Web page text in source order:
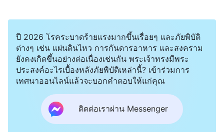
ไว้ แต่ว่าคำกล่าวนี้เข้ากันได้กับข้อเท็จจริงต่างๆ จริง
หรือ?” แล้วศิษยาภิบาลเฉาก็ตอบว่า “เข้ากันได้แน่อยู่
แล้ว” ฉันบอกเขาว่า “เรื่องที่ว่าพระคัมภีร์เป็นพระวจนะ
ของพระเจ้าทั้งหมดหรือไม่นั้น พระวจนะของพระเจ้า
ผู้ทรงมหิทธิฤทธิ์ได้ให้คำตอบที่เที่ยงตรงไว้นานแล้ว
พวกเรามาอ่านพระวจนะเหล่านั้นกันหน่อยไหม?” เขาดู
เคร่งขรึม และลังเลก่อนที่จะพยักหน้า “ถึงขนาดนี้แล้ว
ปี 2026 โรคระบาดร้ายแรงมากขึ้นเรื่อยๆ และภัยพิบัติ
ต่างๆ เช่น แผ่นดินไหว การกันดารอาหาร และสงคราม
ยังคงเกิดขึ้นอย่างต่อเนื่องเช่นกัน พระเจ้าทรงมีพระ
ประสงค์อะไรเบื้องหลังภัยพิบัติเหล่านี้? เข้าร่วมการ
เทศนาออนไลน์แล้วจะบอกคำตอบให้แก่คุณ
ติดต่อเราผ่าน Messenger